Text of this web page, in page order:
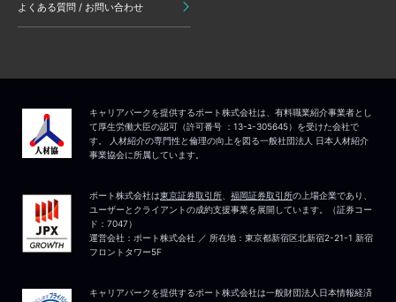
よくある質問 / お問い合わせ